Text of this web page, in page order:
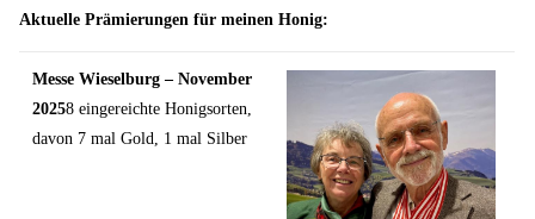
Aktuelle Prämierungen für meinen Honig:
Messe Wieselburg – November
20258 eingereichte Honigsorten,
davon 7 mal Gold, 1 mal Silber